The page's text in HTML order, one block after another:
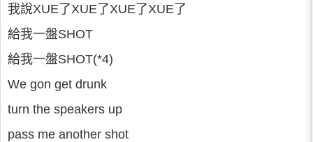
我說XUE了XUE了XUE了XUE了
給我一盤SHOT
給我一盤SHOT(*4)
We gon get drunk
turn the speakers up
pass me another shot